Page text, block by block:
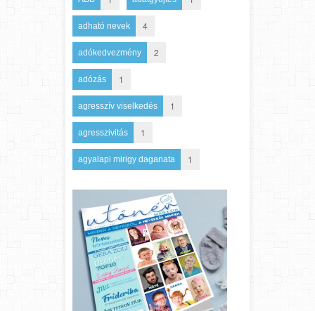
adható nevek 4
adókedvezmény 2
adózás 1
agresszív viselkedés 1
agresszivitás 1
agyalapi mirigy daganata 1